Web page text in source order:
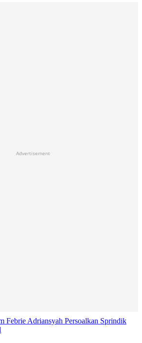
Advertisement
Febrie Adriansyah Persoalkan Sprindik